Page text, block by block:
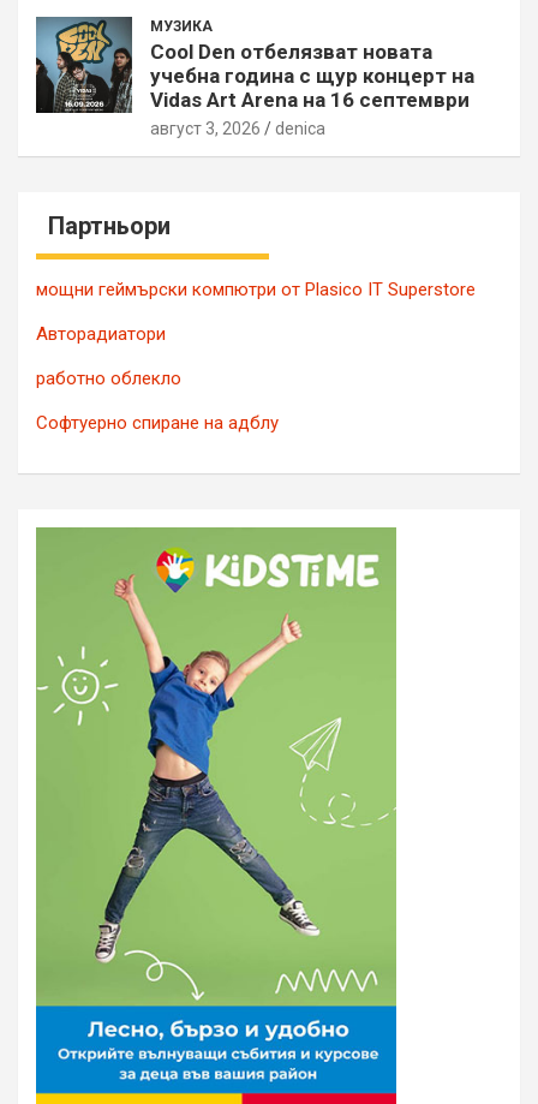
МУЗИКА
Cool Den отбелязват новата
учебна година с щур концерт на
Vidas Art Arena на 16 септември
август 3, 2026 denica
Партньори
мощни геймърски компютри от Plasico IT Superstore
Авторадиатори
работно облекло
Софтуерно спиране на адблу